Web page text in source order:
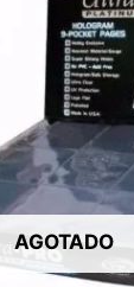
AGOTADO